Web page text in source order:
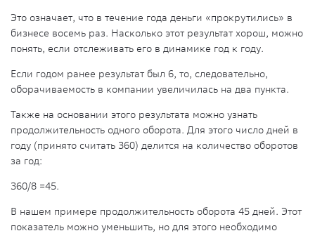
Это означает, что в течение года деньги «прокрутились» в
бизнесе восемь раз. Насколько этот результат хорош, можно
понять, если отслеживать его в динамике год к году.
Если годом ранее результат был 6, то, следовательно,
оборачиваемость в компании увеличилась на два пункта.
Также на основании этого результата можно узнать
продолжительность одного оборота. Для этого число дней в
году (принято считать 360) делится на количество оборотов
за год:
360/8 =45.
В нашем примере продолжительность оборота 45 дней. Этот
показатель можно уменьшить, но для этого необходимо